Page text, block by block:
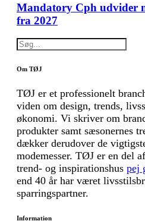
Mandatory Cph udvider
fra 2027
Om TØJ
TØJ er et professionelt
viden om design, trends,
økonomi. Vi skriver om
produkter samt sæsonernes
dækker derudover de
modemesser. TØJ er en del
trend- og inspirationshus pej
end 40 år har været
sparringspartner.
Information